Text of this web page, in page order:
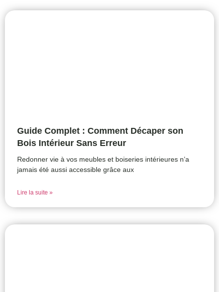
Guide Complet : Comment Décaper son
Bois Intérieur Sans Erreur
Redonner vie à vos meubles et boiseries intérieures n’a
jamais été aussi accessible grâce aux
Lire la suite »